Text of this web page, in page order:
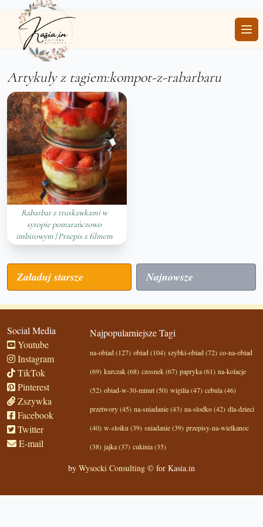
Artykuły z tagiem:kompot-z-rabarbaru
Rabarbar z truskawkami w
syropie pomarańczowo
imbirowym | Przepis z filmem
Załaduj starsze Najnowsze
Social Media
Youtube
Instagram
TikTok
Pinterest
Zszywka
Facebook
Twitter
E-mail
Najpopularniejsze Tagi
na-obiad (127) obiad (104) szybki-obiad (72) co-na-obiad
(69) kurczak (68) czosnek (67) papryka (61) na-kolacje
(52) obiad-w-30-minut (50) wigilia (47) cebula (46)
przetwory (45) na-sniadanie (43) na-slodko (42) dla-dzieci
(40) w-sloiku (39) sniadanie (39) przepisy-na-wielkanoc
(38) jajka (37) cukinia (35)
by Wysocki Consulting© for Kasia.in